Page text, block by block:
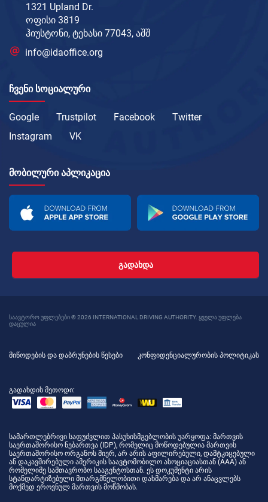
1321 Upland Dr.
ოფისი 3819
ჰიუსტონი, ტეხასი 77043, აშშ
info@idaoffice.org
ᲩᲕᲔᲜᲘ ᲡᲝᲪᲘᲐᲚᲣᲠᲘ
Google Trustpilot Facebook
Twitter
Instagram
VK
ᲛᲝᲑᲘᲚᲣᲠᲘ ᲐᲞᲚᲘᲙᲐᲪᲘᲐ
ᲒᲐᲓᲐᲮᲓᲐ
საავტორო უფლებები © 2026 INTERNATIONAL DRIVING AUTHORITY. ყველა უფლება
დაცულია
მიწოდების და დაბრუნების წესები კონფიდენციალურობის პოლიტიკას
გადახდის მეთოდი:
სამართლებრივი საფუძვლით პასუხისმგებლობის უარყოფა: მართვის
საერთაშორისო ნებართვა (IDP), რომელიც მოწოდებულია მართვის
საერთაშორისო ორგანოს მიერ, არ არის აფილირებული, დამტკიცებული
ან დაკავშირებული ამერიკის საავტომობილო ასოციაციასთან (AAA) ან
რომელიმე სამთავრობო სააგენტოსთან. ეს დოკუმენტი არის
სტანდარტიზებული მთარგმნელობითი დახმარება და არ ანაცვლებს
მოქმედ ეროვნულ მართვის მოწმობას.